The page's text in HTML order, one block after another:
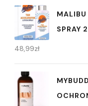
SPRAY
48,99zł